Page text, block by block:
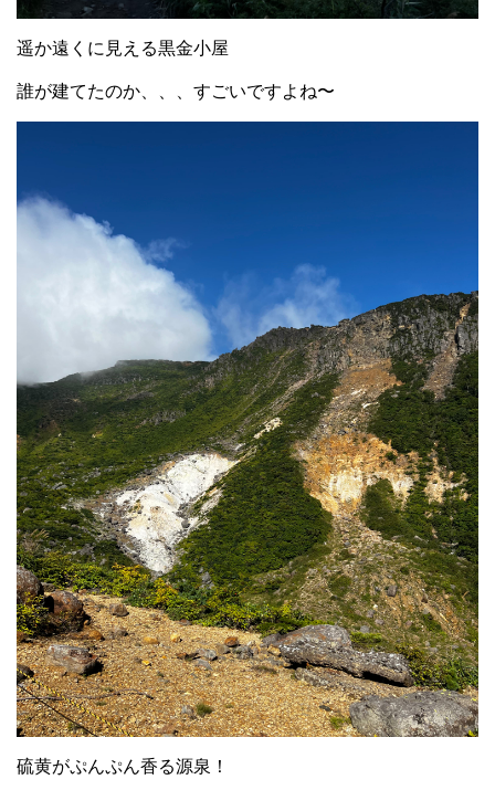
遥か遠くに見える黒金小屋
誰が建てたのか、、、すごいですよね〜
硫黄がぷんぷん香る源泉！